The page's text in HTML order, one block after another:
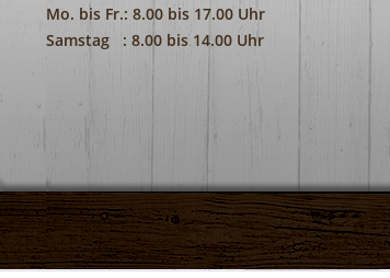
Mo. bis Fr.: 8.00 bis 17.00 Uhr
Samstag : 8.00 bis 14.00 Uhr